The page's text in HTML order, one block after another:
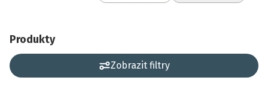
Produkty
Zobrazit filtry